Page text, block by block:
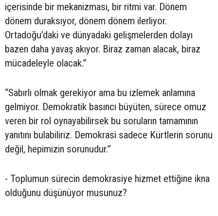
içerisinde bir mekanizması, bir ritmi var. Dönem
dönem duraksıyor, dönem dönem ilerliyor.
Ortadoğu’daki ve dünyadaki gelişmelerden dolayı
bazen daha yavaş akıyor. Biraz zaman alacak, biraz
mücadeleyle olacak.”
“Sabırlı olmak gerekiyor ama bu izlemek anlamına
gelmiyor. Demokratik basıncı büyüten, sürece omuz
veren bir rol oynayabilirsek bu soruların tamamının
yanıtını bulabiliriz. Demokrasi sadece Kürtlerin sorunu
değil, hepimizin sorunudur.”
- Toplumun sürecin demokrasiye hizmet ettiğine ikna
olduğunu düşünüyor musunuz?